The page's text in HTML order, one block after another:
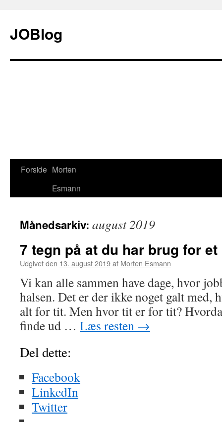
JOBlog
Hop
Forside Morten
Esmann
Månedsarkiv: august 2019
7 tegn på at du har brug for
Udgivet den 13. august 2019af Morten Esmann
Vi kan alle sammen have dage, hvor
halsen. Det er der ikke noget galt med,
alt for tit. Men hvor tit er for tit?
finde ud … Læs resten →
Del dette:
Facebook
LinkedIn
Twitter